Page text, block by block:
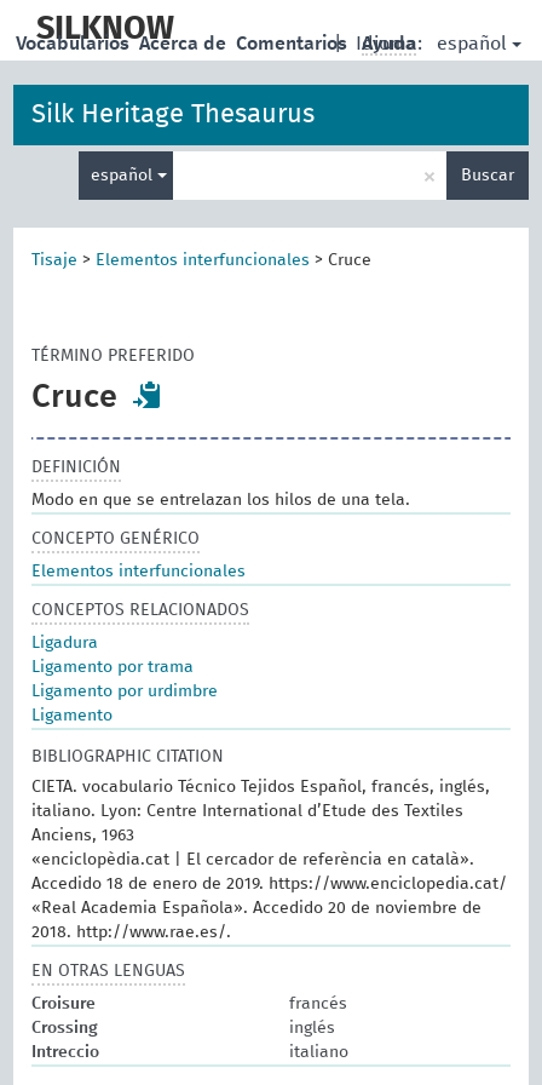
main
SILKNOW | Idioma: español
Vocabularios Acerca de Comentarios Ayuda
Silk Heritage Thesaurus
español × Buscar
Tisaje > Elementos interfuncionales > Cruce
TÉRMINO PREFERIDO
Cruce
DEFINICIÓN
Modo en que se entrelazan los hilos de una tela.
CONCEPTO GENÉRICO
Elementos interfuncionales
CONCEPTOS RELACIONADOS
Ligadura
Ligamento por trama
Ligamento por urdimbre
Ligamento
BIBLIOGRAPHIC CITATION
CIETA. vocabulario Técnico Tejidos Español, francés, inglés,
italiano. Lyon: Centre International d’Etude des Textiles
Anciens, 1963
«enciclopèdia.cat | El cercador de referència en català».
Accedido 18 de enero de 2019. https://www.enciclopedia.cat/
«Real Academia Española». Accedido 20 de noviembre de
2018. http://www.rae.es/.
EN OTRAS LENGUAS
Croisure
francés
Crossing
inglés
Intreccio
italiano